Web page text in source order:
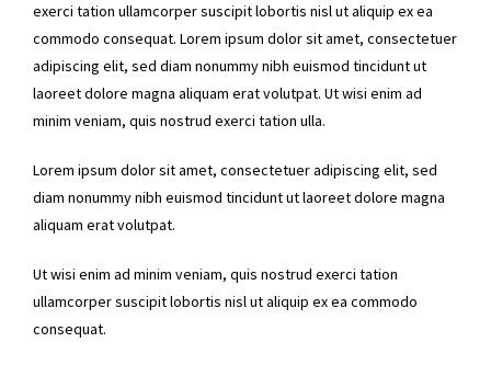
exerci tation ullamcorper suscipit lobortis nisl ut aliquip ex ea
commodo consequat. Lorem ipsum dolor sit amet, consectetuer
adipiscing elit, sed diam nonummy nibh euismod tincidunt ut
laoreet dolore magna aliquam erat volutpat. Ut wisi enim ad
minim veniam, quis nostrud exerci tation ulla.
Lorem ipsum dolor sit amet, consectetuer adipiscing elit, sed
diam nonummy nibh euismod tincidunt ut laoreet dolore magna
aliquam erat volutpat.
Ut wisi enim ad minim veniam, quis nostrud exerci tation
ullamcorper suscipit lobortis nisl ut aliquip ex ea commodo
consequat.